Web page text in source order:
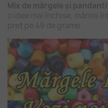
Mix de mărgele și
o idee mai închise, mărimi
preț pe 49 de grame.